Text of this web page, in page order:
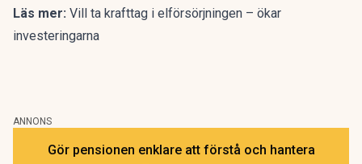
Läs mer: Vill ta krafttag i elförsörjningen – ökar
investeringarna
ANNONS
Gör pensionen enklare att förstå och hantera